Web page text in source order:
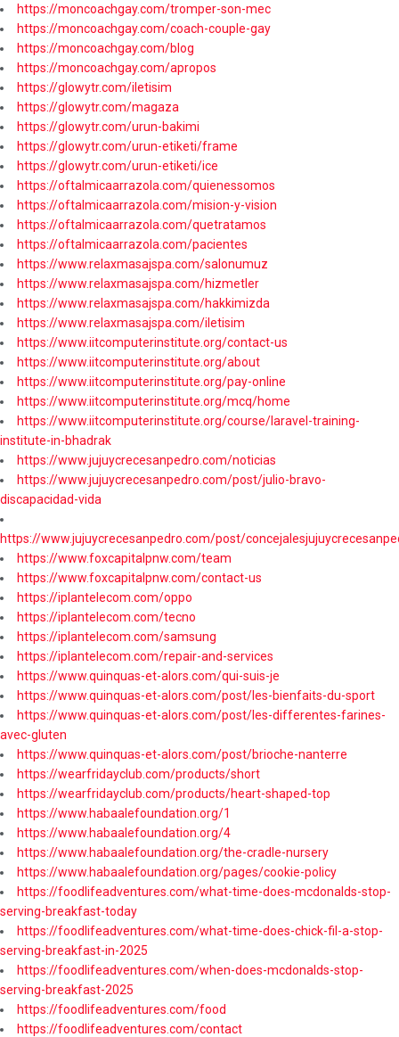
https://moncoachgay.com/tromper-son-mec
https://moncoachgay.com/coach-couple-gay
https://moncoachgay.com/blog
https://moncoachgay.com/apropos
https://glowytr.com/iletisim
https://glowytr.com/magaza
https://glowytr.com/urun-bakimi
https://glowytr.com/urun-etiketi/frame
https://glowytr.com/urun-etiketi/ice
https://oftalmicaarrazola.com/quienessomos
https://oftalmicaarrazola.com/mision-y-vision
https://oftalmicaarrazola.com/quetratamos
https://oftalmicaarrazola.com/pacientes
https://www.relaxmasajspa.com/salonumuz
https://www.relaxmasajspa.com/hizmetler
https://www.relaxmasajspa.com/hakkimizda
https://www.relaxmasajspa.com/iletisim
https://www.iitcomputerinstitute.org/contact-us
https://www.iitcomputerinstitute.org/about
https://www.iitcomputerinstitute.org/pay-online
https://www.iitcomputerinstitute.org/mcq/home
https://www.iitcomputerinstitute.org/course/laravel-training-
institute-in-bhadrak
https://www.jujuycrecesanpedro.com/noticias
https://www.jujuycrecesanpedro.com/post/julio-bravo-
discapacidad-vida
https://www.jujuycrecesanpedro.com/post/
https://www.foxcapitalpnw.com/team
https://www.foxcapitalpnw.com/contact-us
https://iplantelecom.com/oppo
https://iplantelecom.com/tecno
https://iplantelecom.com/samsung
https://iplantelecom.com/repair-and-services
https://www.quinquas-et-alors.com/qui-suis-je
https://www.quinquas-et-alors.com/post/les-bienfaits-du-sport
https://www.quinquas-et-alors.com/post/les-differentes-farines-
avec-gluten
https://www.quinquas-et-alors.com/post/brioche-nanterre
https://wearfridayclub.com/products/short
https://wearfridayclub.com/products/heart-shaped-top
https://www.habaalefoundation.org/1
https://www.habaalefoundation.org/4
https://www.habaalefoundation.org/the-cradle-nursery
https://www.habaalefoundation.org/pages/cookie-policy
https://foodlifeadventures.com/what-time-does-mcdonalds-stop-
serving-breakfast-today
https://foodlifeadventures.com/what-time-does-chick-fil-a-stop-
serving-breakfast-in-2025
https://foodlifeadventures.com/when-does-mcdonalds-stop-
serving-breakfast-2025
https://foodlifeadventures.com/food
https://foodlifeadventures.com/contact